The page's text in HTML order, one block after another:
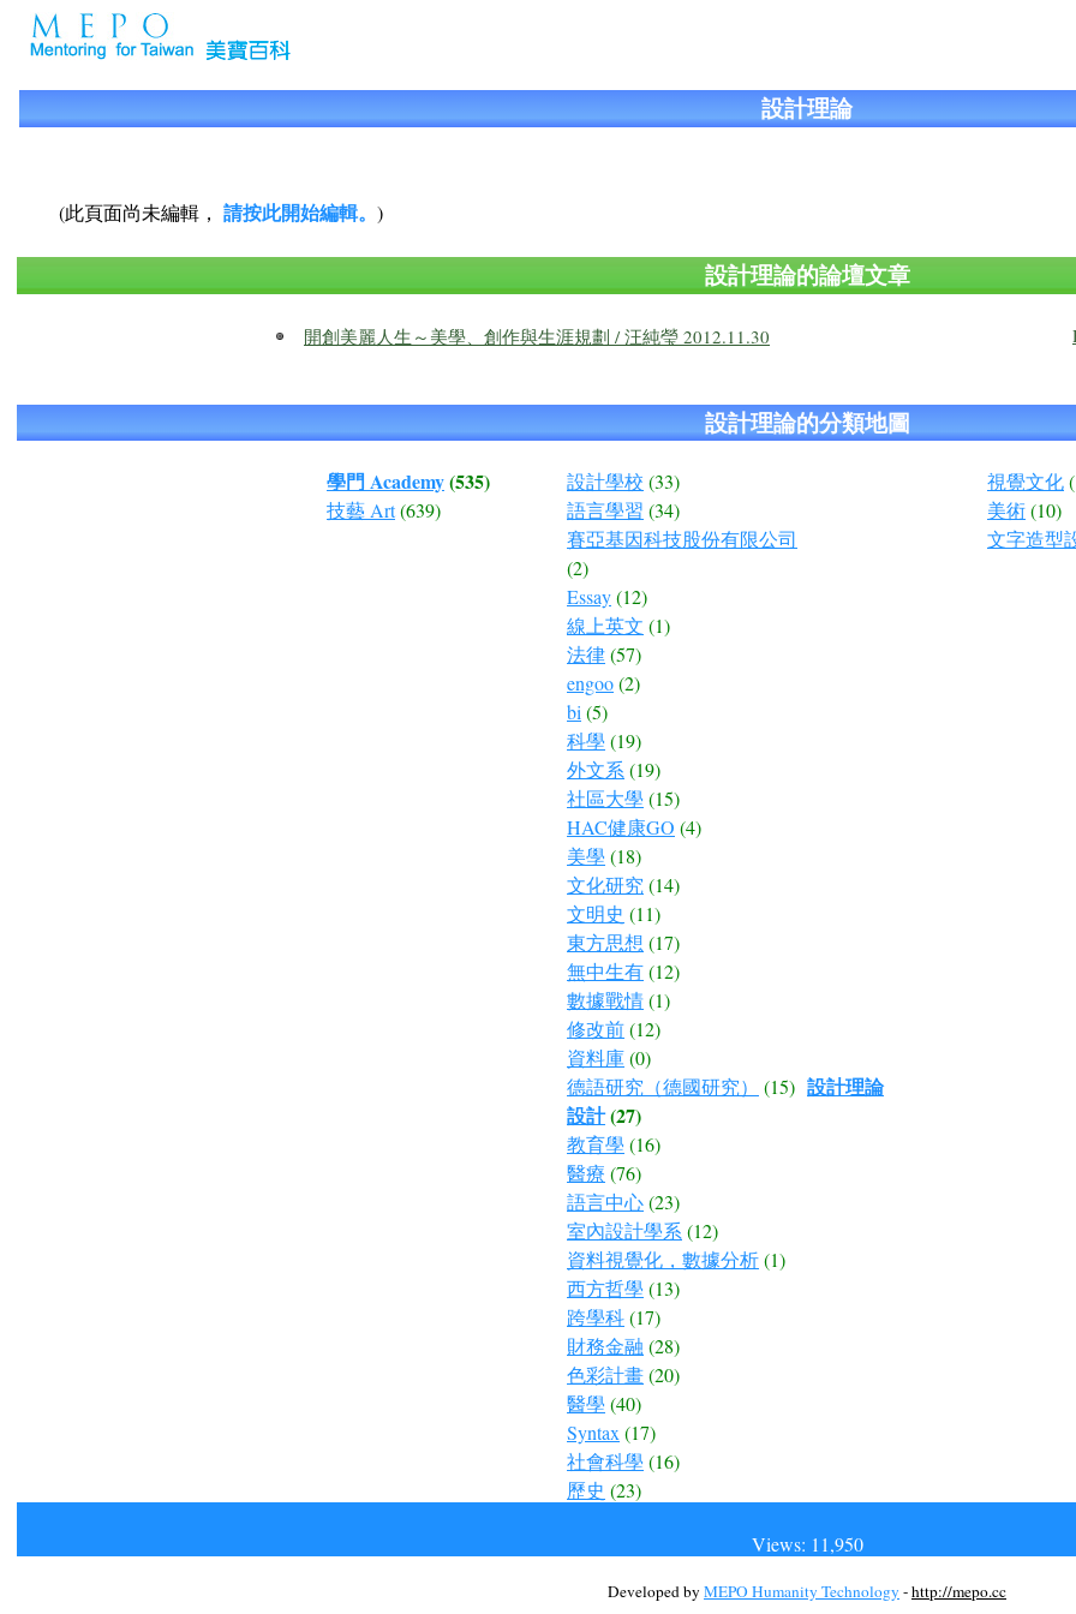
設計理論
(此頁面尚未編輯， 請按此開始編輯。 )
設計理論的論壇文章
開創美麗人生～美學、創作與生涯規劃 / 汪純瑩 2012.11.30
設計理論的分類地圖
學門 Academy(535)
技藝 Art(639)
設計學校 (33)
語言學習 (34)
賽亞基因科技股份有限公司
(2)
Essay(12)
線上英文 (1)
法律(57)
engoo(2)
bi(5)
科學(19)
外文系(19)
社區大學(15)
HAC健康GO (4)
美學(18)
文化研究(14)
文明史 (11)
東方思想 (17)
無中生有(12)
數據戰情(1)
修改前(12)
資料庫(0)
德語研究（德國研究）
(15)
設計(27)
教育學(16)
醫療 (76)
語言中心(23)
室內設計學系(12)
資料視覺化，數據分析(1)
西方哲學(13)
跨學科(17)
財務金融 (28)
色彩計畫(20)
醫學(40)
Syntax(17)
社會科學(16)
歷史 (23)
設計理論
視覺文化
美術(10)
文字造型
Views: 11,950
Developed by MEPO Humanity Technology -http://mepo.cc